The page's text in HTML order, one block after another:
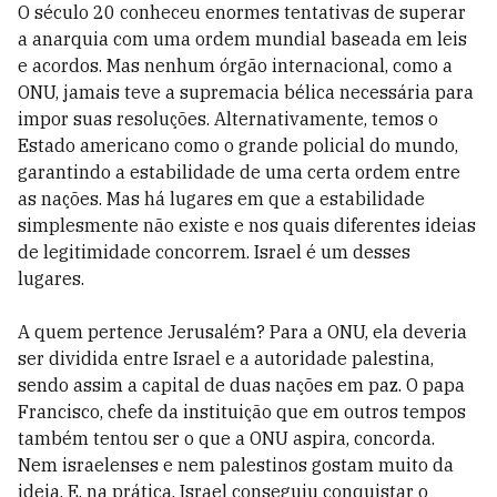
O século 20 conheceu enormes tentativas de superar
a anarquia com uma ordem mundial baseada em leis
e acordos. Mas nenhum órgão internacional, como a
ONU, jamais teve a supremacia bélica necessária para
impor suas resoluções. Alternativamente, temos o
Estado americano como o grande policial do mundo,
garantindo a estabilidade de uma certa ordem entre
as nações. Mas há lugares em que a estabilidade
simplesmente não existe e nos quais diferentes ideias
de legitimidade concorrem. Israel é um desses
lugares.
A quem pertence Jerusalém? Para a ONU, ela deveria
ser dividida entre Israel e a autoridade palestina,
sendo assim a capital de duas nações em paz. O papa
Francisco, chefe da instituição que em outros tempos
também tentou ser o que a ONU aspira, concorda.
Nem israelenses e nem palestinos gostam muito da
ideia. E, na prática, Israel conseguiu conquistar o